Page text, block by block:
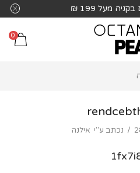
מעל 199 ₪
0
/ נכתב ע"י אילנה